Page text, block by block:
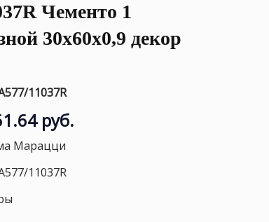
Чементо 1
30x60x0,9 декор
11037R
руб.
Марацци
11037R